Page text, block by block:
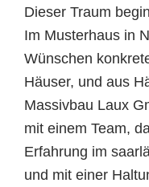
Dieser Traum
Im Musterhaus in
Wünschen
Häuser, und aus
Massivbau Laux
mit einem Team,
Erfahrung im
und mit einer